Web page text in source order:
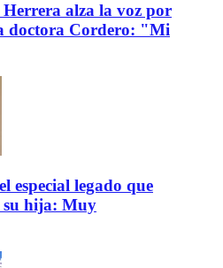
alza la voz por
doctora Cordero: "Mi
especial legado que
su hija: Muy